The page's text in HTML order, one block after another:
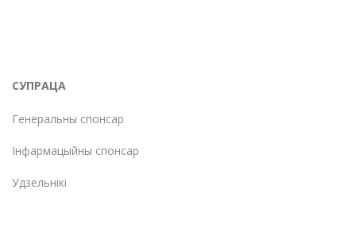
СУПРАЦА
Генеральны спонсар
Інфармацыйны спонсар
Удзельнікі